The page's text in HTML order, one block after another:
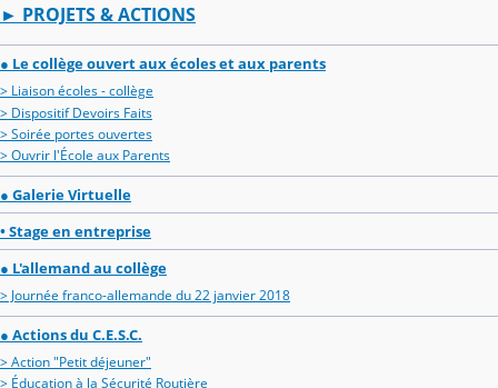
► PROJETS & ACTIONS
● Le collège ouvert aux écoles et aux parents
> Liaison écoles - collège
> Dispositif Devoirs Faits
> Soirée portes ouvertes
> Ouvrir l'École aux Parents
● Galerie Virtuelle
• Stage en entreprise
● L'allemand au collège
> Journée franco-allemande du 22 janvier 2018
● Actions du C.E.S.C.
> Action "Petit déjeuner"
> Éducation à la Sécurité Routière